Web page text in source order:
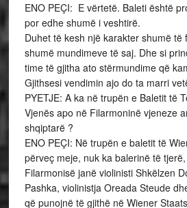
ENO PEÇI: E vërtetë. Baleti është
por edhe shumë i veshtirë.
Duhet të kesh një karakter shumë të
shumë mundimeve të saj. Dhe si
time të gjitha ato stërmundime që
Gjithsesi vendimin ajo do ta marri
PYETJE: A ka në trupën e Baletit të
Vjenës apo në Filarmoninë vjeneze
shqiptarë ?
ENO PEÇI: Në trupën e baletit të
përveç meje, nuk ka balerinë të
Filarmonisë janë violinisti Shkëlzen
Pashka, violinistja Oreada Steude
që punojnë të gjithë në Wiener